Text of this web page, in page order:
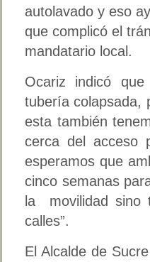
autolavado y eso
que complicó el
mandatario local.
Ocariz indicó
tubería colapsada,
esta también
cerca del acceso
esperamos que
cinco semanas
la movilidad sino
calles”.
El Alcalde de